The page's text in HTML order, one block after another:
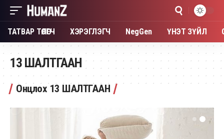
ТАТВАР ТӨЛӨГЧ ХЭРЭГЛЭГЧ NegGen ҮНЭТ ЗҮЙЛ
13 ШАЛТГААН
Онцлох 13 ШАЛТГААН